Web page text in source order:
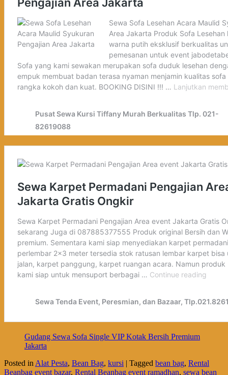
Gudang Sewa Sofa Single VIP Kotak Bersih Premium
Jakarta
Posted in Alat Pesta, Bean Bag, kursi | Tagged bean bag, Rental
Beanbag event bazar, Rental Beanbag event ramadhan, sewa bean